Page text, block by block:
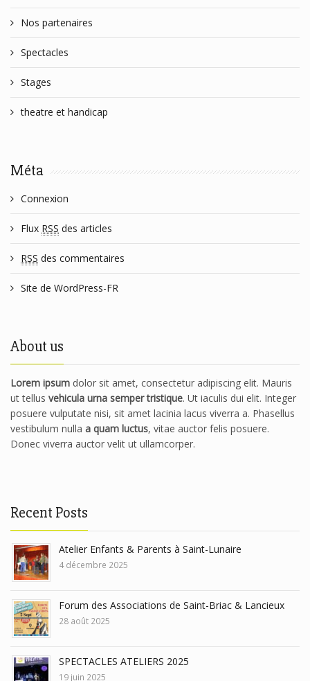
Nos partenaires
Spectacles
Stages
theatre et handicap
Méta
Connexion
Flux RSS des articles
RSS des commentaires
Site de WordPress-FR
About us
Lorem ipsum dolor sit amet, consectetur adipiscing elit. Mauris
ut tellus vehicula urna semper tristique. Ut iaculis dui elit. Integer
posuere vulputate nisi, sit amet lacinia lacus viverra a. Phasellus
vestibulum nulla a quam luctus, vitae auctor felis posuere.
Donec viverra auctor velit ut ullamcorper.
Recent Posts
Atelier Enfants & Parents à Saint-Lunaire
4 décembre 2025
Forum des Associations de Saint-Briac & Lancieux
28 août 2025
SPECTACLES ATELIERS 2025
19 juin 2025